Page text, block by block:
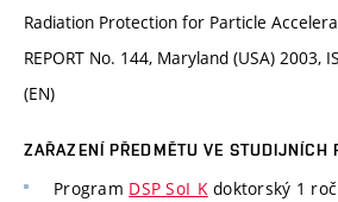
Radiation Protection for Particle
REPORT No. 144, Maryland (USA) 2003,
(EN)
ZAŘAZENÍ PŘEDMĚTU VE STUDIJNÍCH
Program DSP SoI_Kdoktorský 1